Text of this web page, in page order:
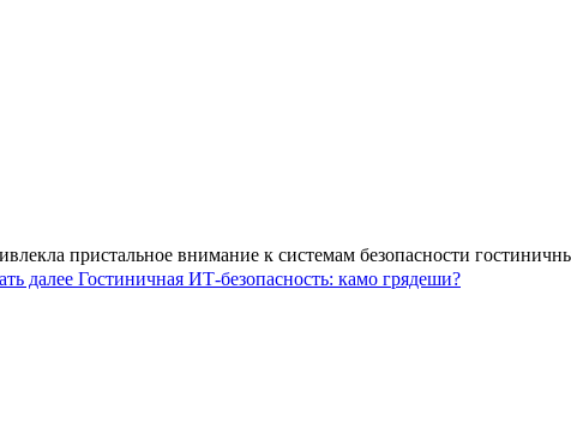
пристальное внимание к системам безопасности
далее Гостиничная ИТ-безопасность: камо грядеши?